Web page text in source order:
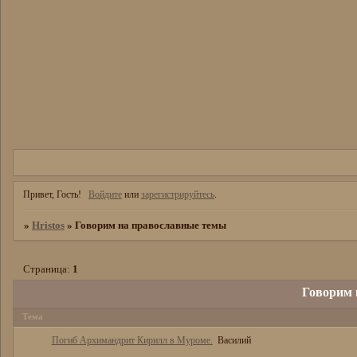
Привет, Гость! Войдитеили зарегистрируйтесь.
» Hristos » Говорим на православные темы
Говорим
Страница: 1
Тема
Погиб Архимандрит Кирилл в Муроме. Василий